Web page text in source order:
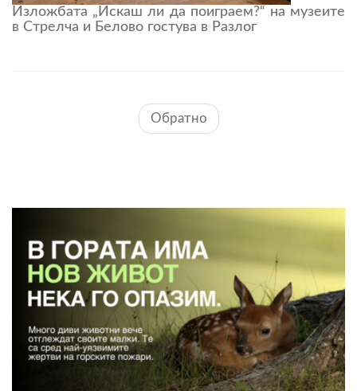
Изложбата „Искаш ли да поиграем?“ на музеите
в Стрелча и Белово гостува в Разлог
Обратно